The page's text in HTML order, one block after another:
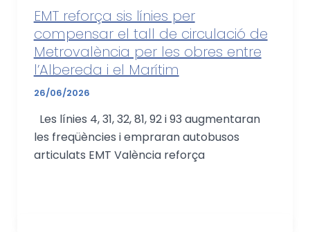
EMT reforça sis línies per
compensar el tall de circulació de
Metrovalència per les obres entre
l’Albereda i el Marítim
26/06/2026
Les línies 4, 31, 32, 81, 92 i 93 augmentaran
les freqüències i empraran autobusos
articulats EMT València reforça